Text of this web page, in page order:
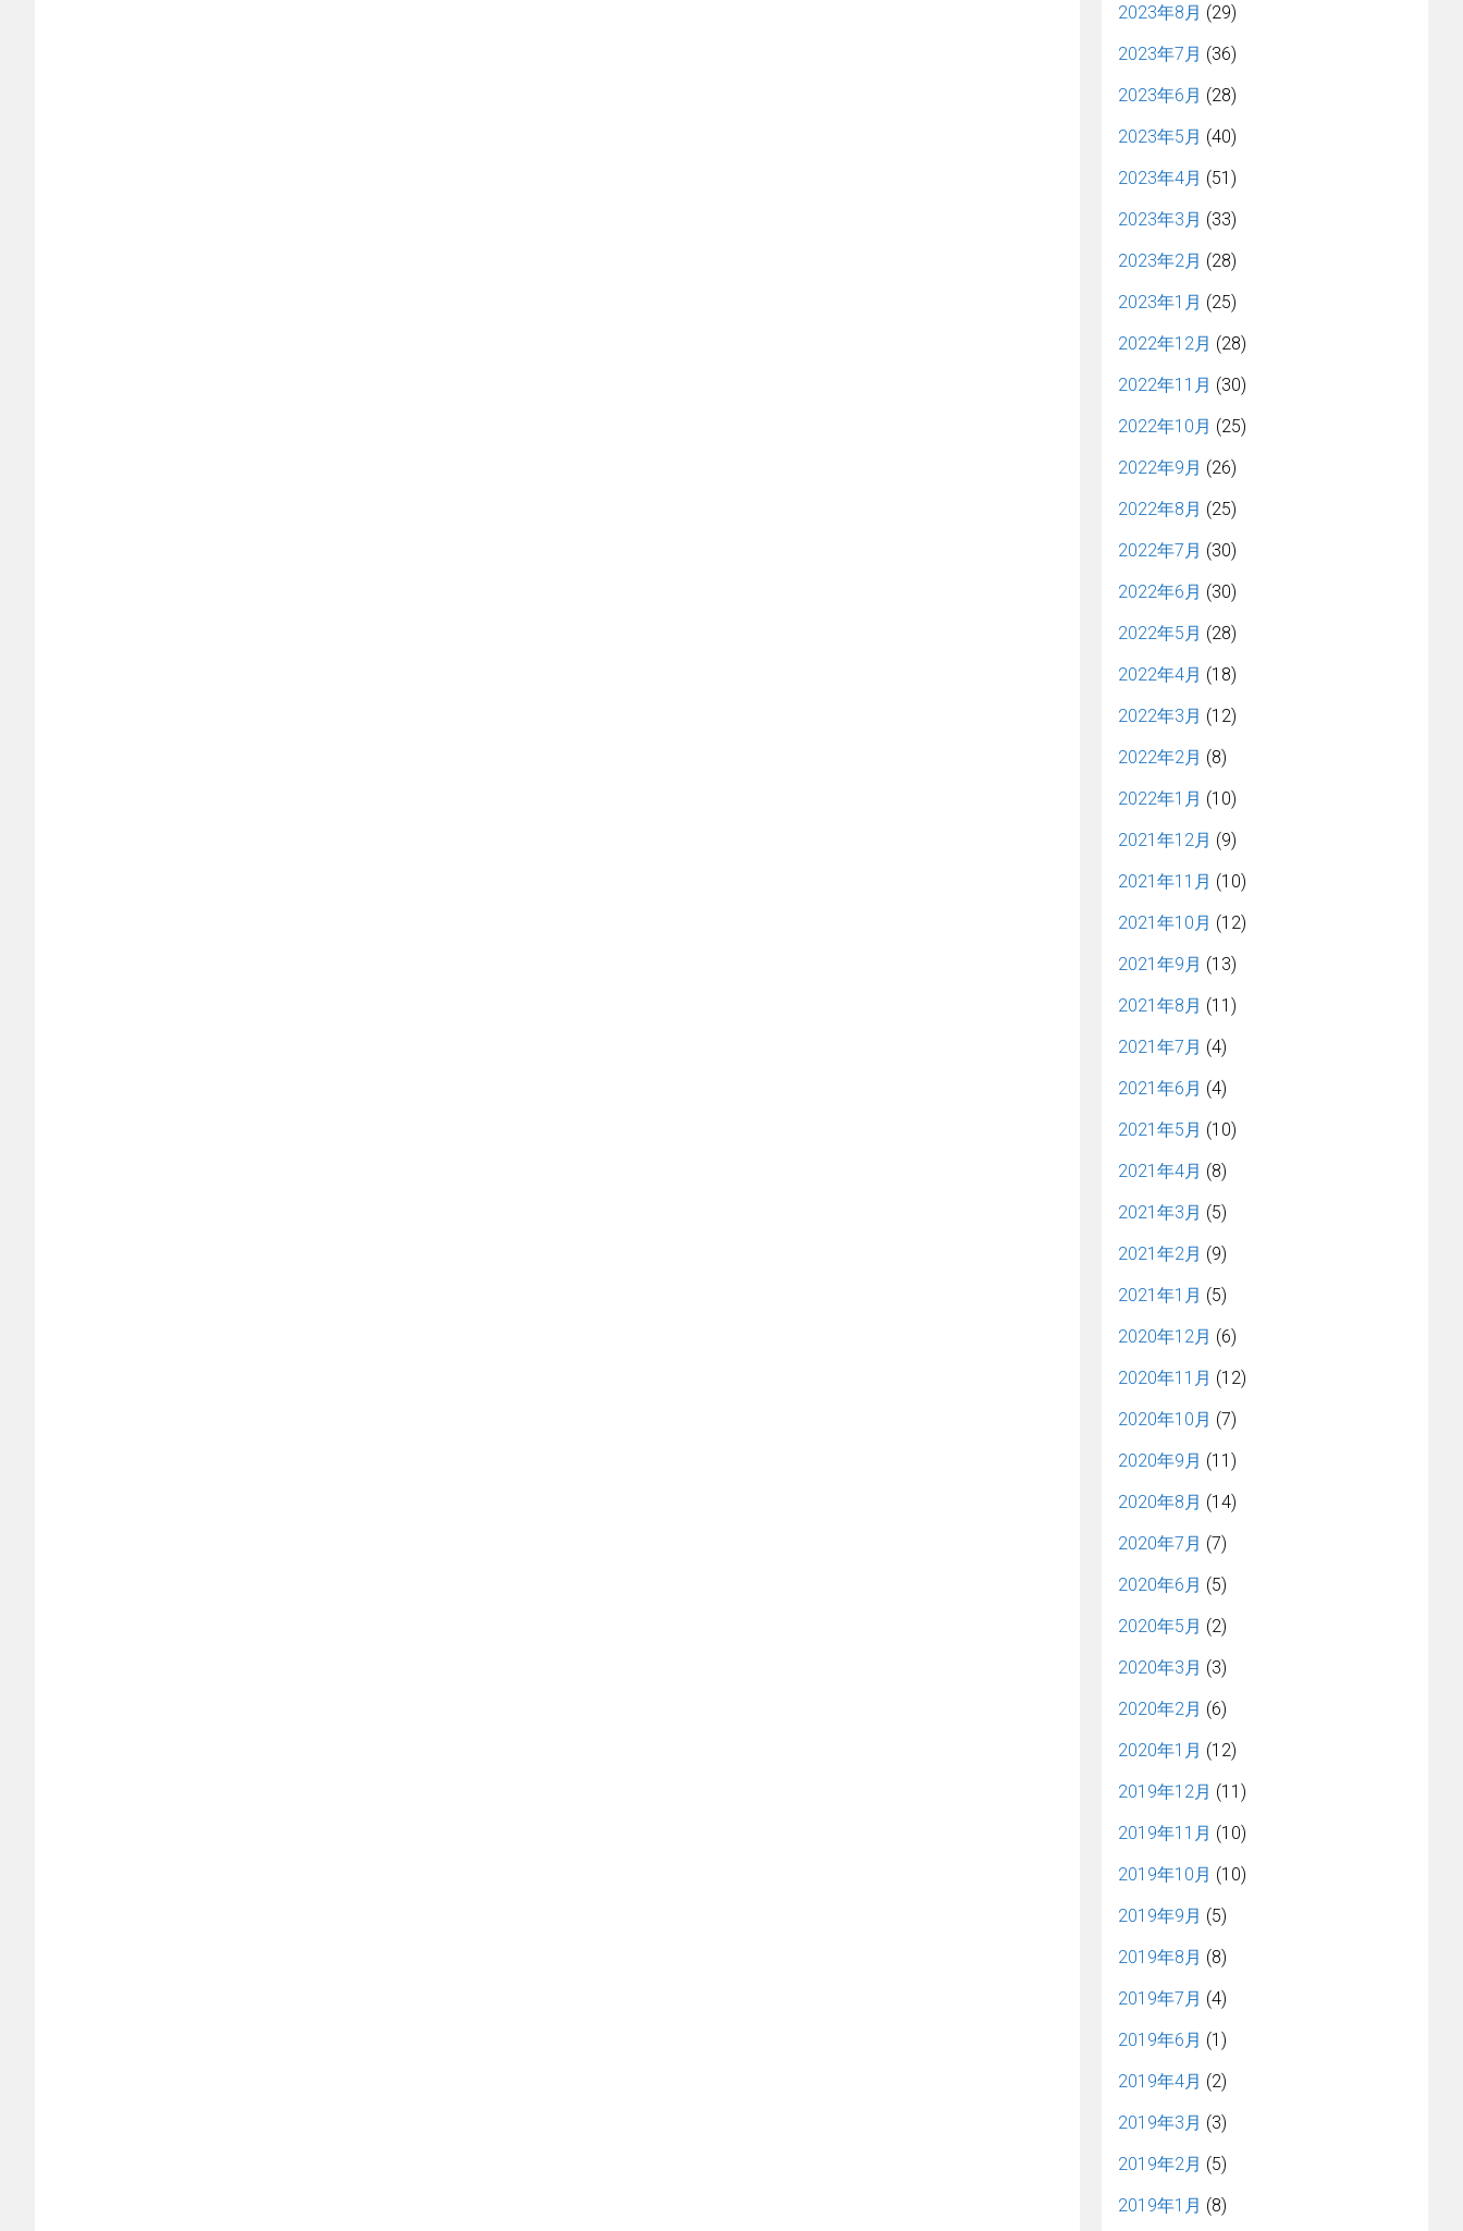
2023年8月 (29)
2023年7月 (36)
2023年6月 (28)
2023年5月 (40)
2023年4月 (51)
2023年3月 (33)
2023年2月 (28)
2023年1月 (25)
2022年12月 (28)
2022年11月 (30)
2022年10月 (25)
2022年9月 (26)
2022年8月 (25)
2022年7月 (30)
2022年6月 (30)
2022年5月 (28)
2022年4月 (18)
2022年3月 (12)
2022年2月 (8)
2022年1月 (10)
2021年12月 (9)
2021年11月 (10)
2021年10月 (12)
2021年9月 (13)
2021年8月 (11)
2021年7月 (4)
2021年6月 (4)
2021年5月 (10)
2021年4月 (8)
2021年3月 (5)
2021年2月 (9)
2021年1月 (5)
2020年12月 (6)
2020年11月 (12)
2020年10月 (7)
2020年9月 (11)
2020年8月 (14)
2020年7月 (7)
2020年6月 (5)
2020年5月 (2)
2020年3月 (3)
2020年2月 (6)
2020年1月 (12)
2019年12月 (11)
2019年11月 (10)
2019年10月 (10)
2019年9月 (5)
2019年8月 (8)
2019年7月 (4)
2019年6月 (1)
2019年4月 (2)
2019年3月 (3)
2019年2月 (5)
2019年1月 (8)